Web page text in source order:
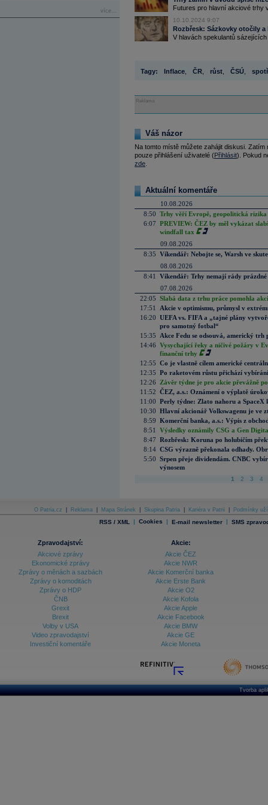
více...
Futures pro hlavní akciové trhy
10.10.2024 9:07
Rozbřesk: Sázkovky otočily
V hlavách spekulantů
Tagy: Inflace ČR růst ČSÚ
Reklama
Váš názor
Na tomto místě můžete zahájit diskusi.
pouze přihlášení uživatelé (Přihlásit). Pokud
zde
Aktuální komentáře
10.08.2026
8:50 Trhy věří Evropě, geopolitická rizika
6:07 PREVIEW: ČEZ by měl vykázat
windfall tax
09.08.2026
8:35 Víkendář: Nebojte se, Warsh ve
08.08.2026
8:41
Víkendář: Trhy nemají rády prázdné
07.08.2026
22:05 Slabá data z trhu práce pomohla
17:51
Akcie v optimismu, průmysl v
16:20 UEFA vs. FIFA a „tajné plány
pro samotný fotbal“
15:35
Akce Fedu se odsouvá, americký
14:46 Vysychající řeky a ničivé požáry v
finanční trhy
12:55 Co je vlastně cílem americké
12:35 Po raketovém růstu přichází
12:26
Závěr týdne je pro akcie převážně
11:52 ČEZ, a.s.: Oznámení o výplatě
11:00 Perly týdne: Zlato nahoru a SpaceX
10:30 Hlavní akcionář Volkswagenu je ve
8:59 Komerční banka, a.s.: Výpis z
8:51
Výsledky oznámily CSG a Gen
8:47 Rozbřesk: Koruna po holubičím
8:14 CSG výrazně překonala odhady.
5:50 Srpen přeje dividendám. CNBC
výnosem
1 2 3 4
O Patria.cz Reklama Mapa Stránek Skupina Patria Kariéra v Patrii Podmínky
RSS / XML | Cookies | E-mail newsletter | SMS
Zpravodajství:
Akciové zprávy
Ekonomické zprávy
Zprávy o měnách a sazbách
Zprávy o komoditách
Zprávy o HDP
ČNB
Grexit
Brexit
Volby v USA
Video zpravodajství
Investiční komentáře
Akcie:
Akcie ČEZ
Akcie NWR
Akcie Komerční banka
Akcie Erste Bank
Akcie O2
Akcie Kofola
Akcie Apple
Akcie Facebook
Akcie BMW
Akcie GE
Akcie Moneta
Tvorba